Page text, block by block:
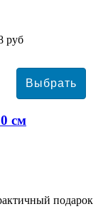
руб
см
подарок